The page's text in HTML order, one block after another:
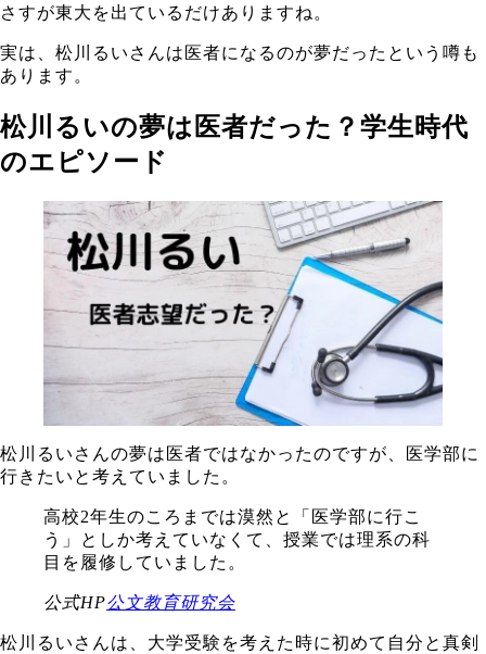
さすが東大を出ているだけありますね。
実は、松川るいさんは医者になるのが夢だったという噂も
あります。
松川るいの夢は医者だった？学生時代
のエピソード
松川るいさんの夢は医者ではなかったのですが、医学部に
行きたいと考えていました。
高校2年生のころまでは漠然と「医学部に行こ
う」としか考えていなくて、授業では理系の科
目を履修していました。
公式HP公文教育研究会
松川るいさんは、大学受験を考えた時に初めて自分と真剣